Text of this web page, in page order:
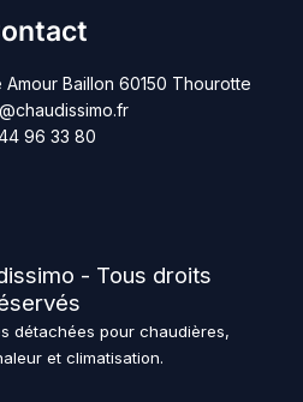
Amour Baillon 60150 Thourotte
96 33 80
- Tous droits
détachées pour chaudières,
et climatisation.